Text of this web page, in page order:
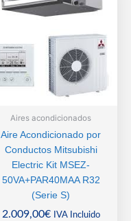
Aires acondicionados
Aire Acondicionado por
Conductos Mitsubishi
Electric Kit MSEZ-
50VA+PAR40MAA R32
(Serie S)
2.009,00€ IVA Incluido